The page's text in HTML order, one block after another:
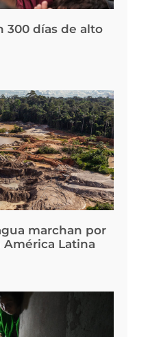
300 días de alto
marchan por
América Latina